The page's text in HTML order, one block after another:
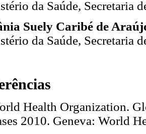
da Saúde, Secretaria
Suely Caribé de
da Saúde, Secretaria
Health Organization.
2010. Geneva: World